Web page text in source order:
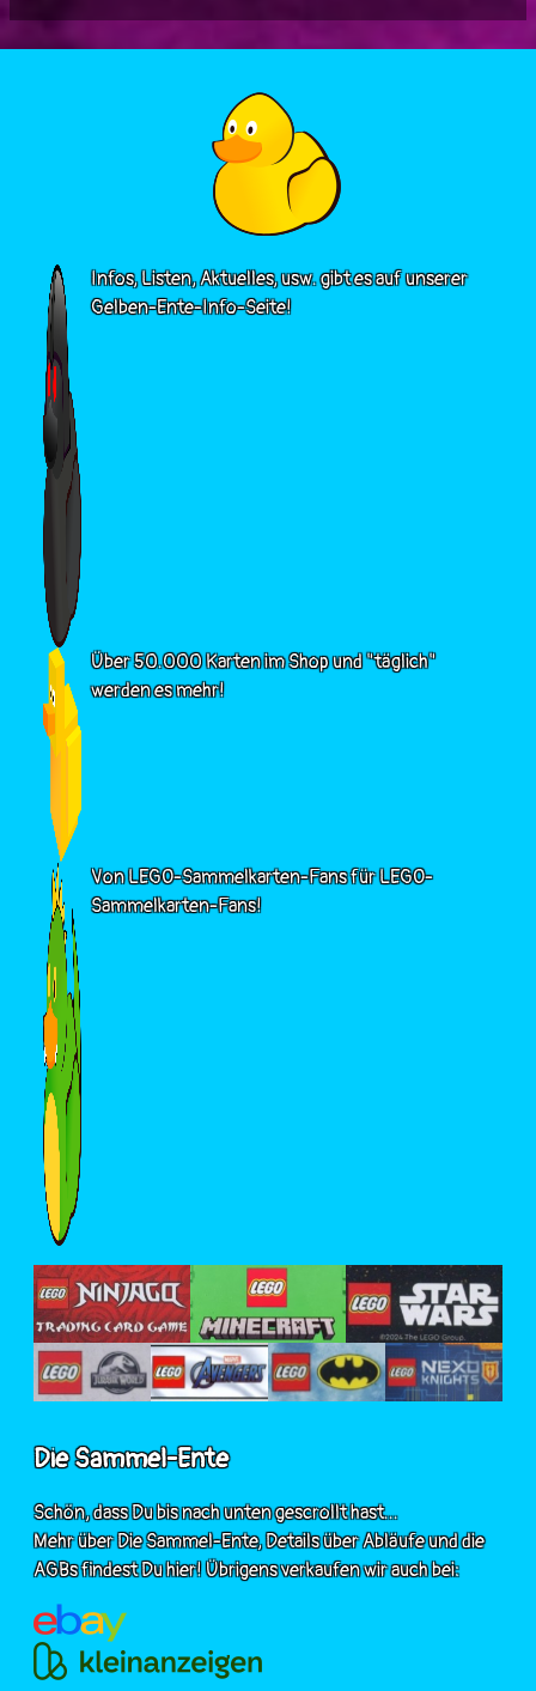
Infos, Listen, Aktuelles, usw. gibt es auf unserer
Gelben-Ente-Info-Seite!
Über 50.000 Karten im Shop und "täglich"
werden es mehr!
Von LEGO-Sammelkarten-Fans für LEGO-
Sammelkarten-Fans!
Die Sammel-Ente
Schön, dass Du bis nach unten gescrollt hast...
Mehr über Die Sammel-Ente, Details über Abläufe und die
AGBs findest Du hier! Übrigens verkaufen wir auch bei: